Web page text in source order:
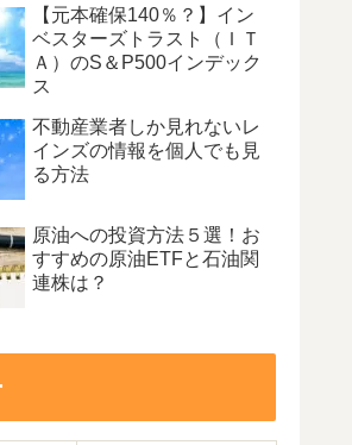
【元本確保140％？】イン
ベスターズトラスト（ＩＴ
Ａ）のS＆P500インデック
ス
不動産業者しか見れないレ
インズの情報を個人でも見
る方法
原油への投資方法５選！お
すすめの原油ETFと石油関
連株は？